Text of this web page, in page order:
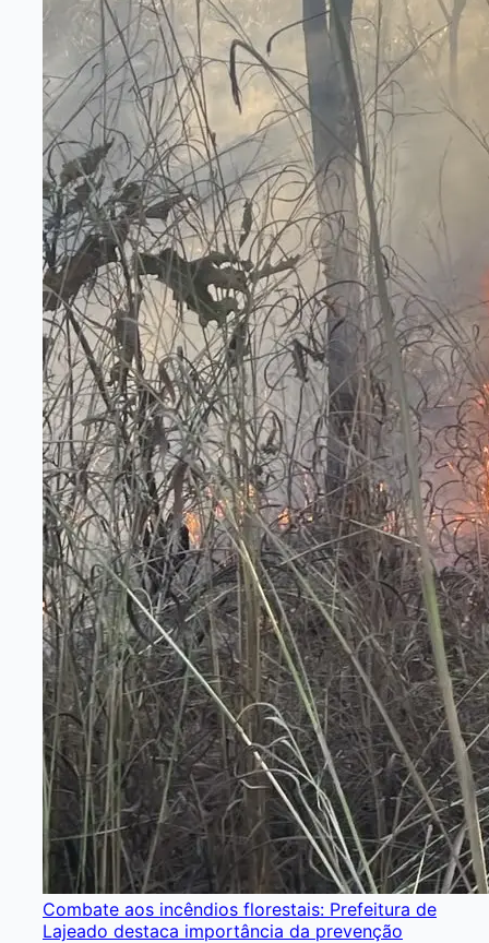
Combate aos incêndios florestais: Prefeitura de
Lajeado destaca importância da prevenção